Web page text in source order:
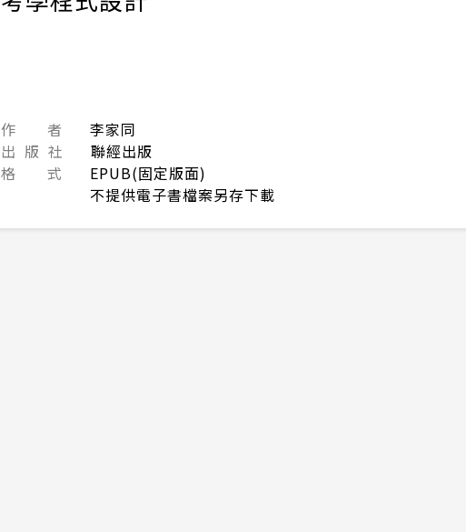
作 者
李家同
出 版 社
聯經出版
格 式
EPUB(固定版面)
不提供電子書檔案另存下載